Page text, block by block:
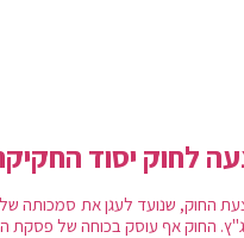
לחוק יסוד
החוק, שנועד לעגן את סמכותה
החוק אף עוסק בכוחה של פסקת